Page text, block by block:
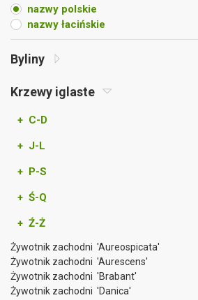
nazwy polskie
nazwy łacińskie
Byliny
Krzewy iglaste
+ C-D
+ J-L
+ P-S
+ Ś-Q
+ Ź-Ż
Żywotnik zachodni 'Aureospicata'
Żywotnik zachodni 'Aurescens'
Żywotnik zachodni 'Brabant'
Żywotnik zachodni 'Danica'